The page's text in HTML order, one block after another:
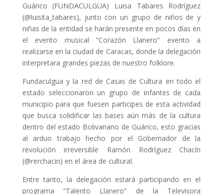
Guárico (FUNDACULGUA) Luisa Tabares Rodríguez
(@luisita_tabares), junto con un grupo de niños de y
niñas de la entidad se harán presente en pocos días en
el evento musical “Corazón Llanero” evento a
realizarse en la ciudad de Caracas, donde la delegación
interpretara grandes piezas de nuestro folklore.
Fundaculgua y la red de Casas de Cultura en todo el
estado seleccionaron un grupo de infantes de cada
municipio para que fuesen participes de esta actividad
que busca solidificar las bases aún más de la cultura
dentro del estado Bolivariano de Guárico, esto gracias
al arduo trabajo hecho por el Gobernador de la
revolución irreversible Ramón Rodríguez Chacín
(@rerchacin) en el área de cultural.
Entre tanto, la delegación estará participando en el
programa “Talento Llanero” de la Televisora